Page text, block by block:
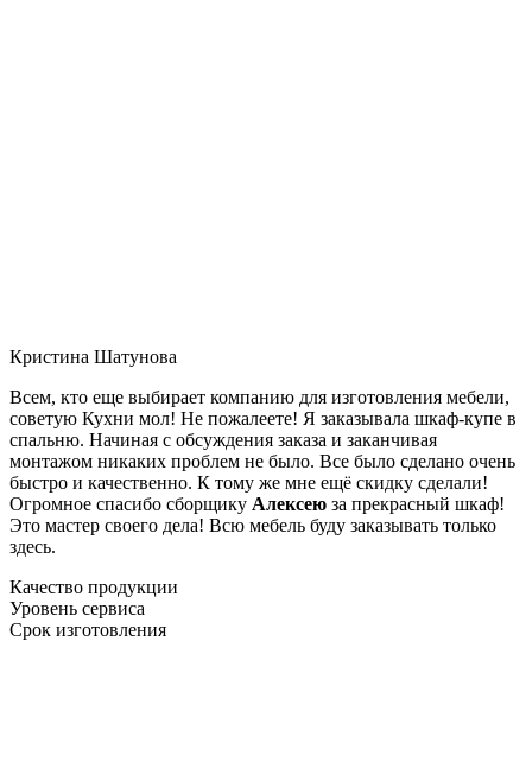
Кристина Шатунова
Всем, кто еще выбирает компанию для изготовления мебели,
советую Кухни мол! Не пожалеете! Я заказывала шкаф-купе в
спальню. Начиная с обсуждения заказа и заканчивая
монтажом никаких проблем не было. Все было сделано очень
быстро и качественно. К тому же мне ещё скидку сделали!
Огромное спасибо сборщику Алексею за прекрасный шкаф!
Это мастер своего дела! Всю мебель буду заказывать только
здесь.
Качество продукции
Уровень сервиса
Срок изготовления